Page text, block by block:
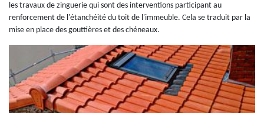
les travaux de zinguerie qui sont des interventions participant au
renforcement de l'étanchéité du toit de l'immeuble. Cela se traduit par la
mise en place des gouttières et des chéneaux.